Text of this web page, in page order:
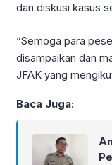
dan diskusi kasus
“Semoga para
disampaikan dan
JFAK yang
Baca Juga: